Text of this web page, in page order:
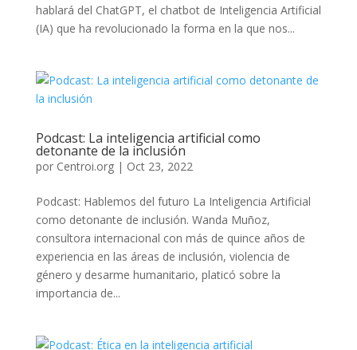
hablará del ChatGPT, el chatbot de Inteligencia Artificial
(IA) que ha revolucionado la forma en la que nos...
Podcast: La inteligencia artificial como
detonante de la inclusión
por Centroi.org| Oct 23, 2022
Podcast: Hablemos del futuro La Inteligencia Artificial
como detonante de inclusión. Wanda Muñoz,
consultora internacional con más de quince años de
experiencia en las áreas de inclusión, violencia de
género y desarme humanitario, platicó sobre la
importancia de...